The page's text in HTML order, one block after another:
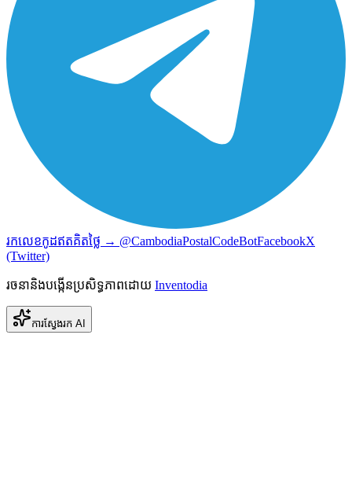
រកលេខកូដឥតគិតថ្លៃ → @CambodiaPostalCodeBotFacebookX
(Twitter)
រចនានិងបង្កើនប្រសិទ្ធភាពដោយ Inventodia
ការស្វែងរក AI